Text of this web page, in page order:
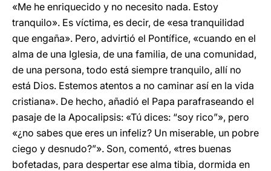
«Me he enriquecido y no necesito nada. Estoy
tranquilo». Es víctima, es decir, de «esa tranquilidad
que engaña». Pero, advirtió el Pontífice, «cuando en el
alma de una Iglesia, de una familia, de una comunidad,
de una persona, todo está siempre tranquilo, allí no
está Dios. Estemos atentos a no caminar así en la vida
cristiana». De hecho, añadió el Papa parafraseando el
pasaje de la Apocalipsis: «Tú dices: “soy rico”», pero
«¿no sabes que eres un infeliz? Un miserable, un pobre
ciego y desnudo?”». Son, comentó, «tres buenas
bofetadas, para despertar ese alma tibia, dormida en